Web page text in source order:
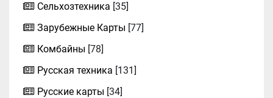
Сельхозтехника [35]
Зарубежные Карты [77]
Комбайны [78]
Русская техника [131]
Русские карты [34]